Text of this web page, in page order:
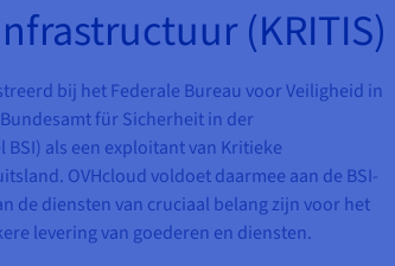
(KRITIS)
bij het Federale Bureau voor Veiligheid in
für Sicherheit in der
als een exploitant van Kritieke
OVHcloud voldoet daarmee aan de BSI-
de diensten van cruciaal belang zijn voor het
levering van goederen en diensten.